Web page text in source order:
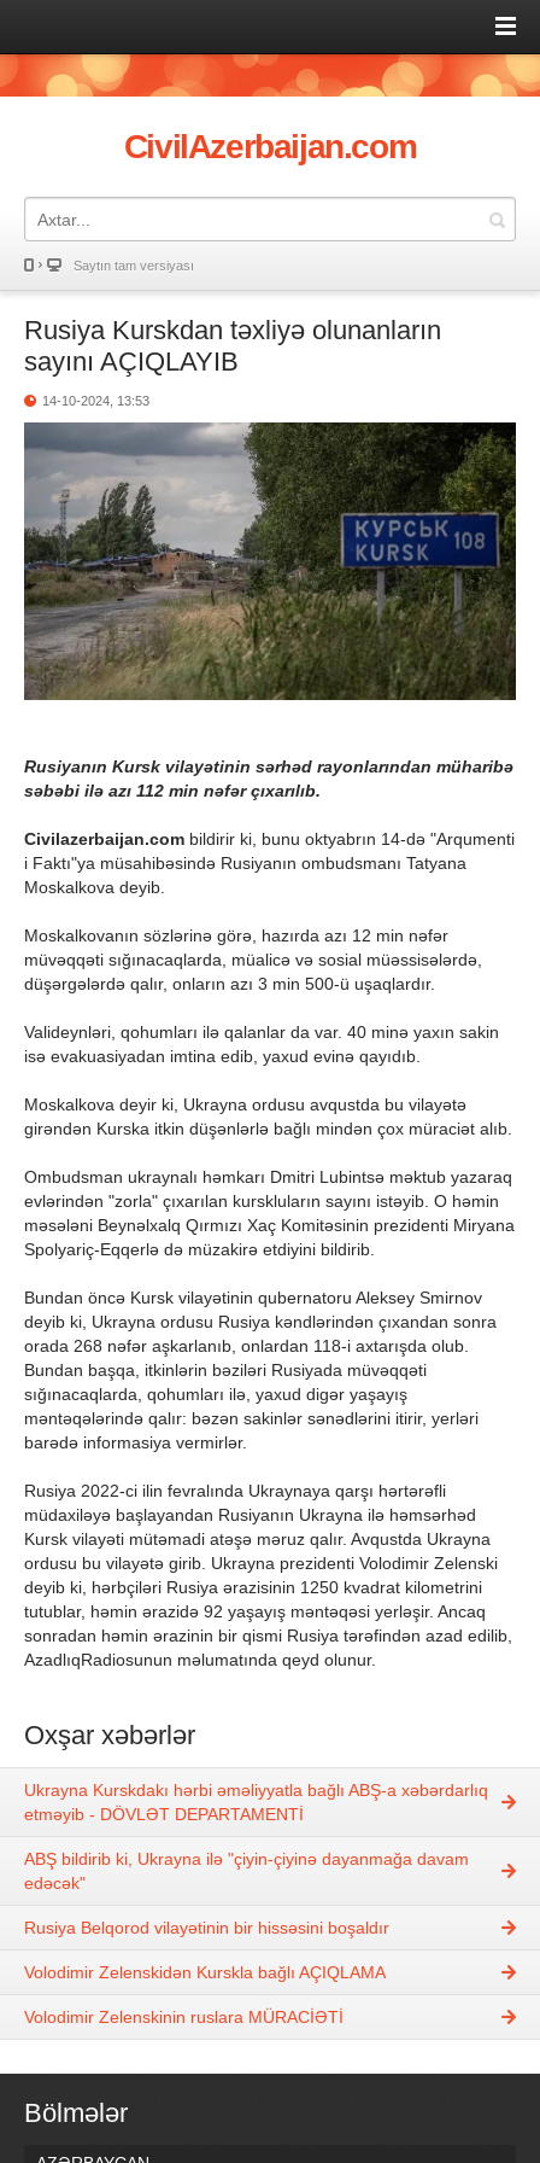
CivilAzerbaijan.com
Saytın tam versiyası
Rusiya Kurskdan təxliyə olunanların
sayını AÇIQLAYIB
14-10-2024, 13:53
Rusiyanın Kursk vilayətinin sərhəd rayonlarından müharibə
səbəbi ilə azı 112 min nəfər çıxarılıb.
Civilazerbaijan.com bildirir ki, bunu oktyabrın 14-də "Arqumenti
i Faktı"ya müsahibəsində Rusiyanın ombudsmanı Tatyana
Moskalkova deyib.
Moskalkovanın sözlərinə görə, hazırda azı 12 min nəfər
müvəqqəti sığınacaqlarda, müalicə və sosial müəssisələrdə,
düşərgələrdə qalır, onların azı 3 min 500-ü uşaqlardır.
Valideynləri, qohumları ilə qalanlar da var. 40 minə yaxın sakin
isə evakuasiyadan imtina edib, yaxud evinə qayıdıb.
Moskalkova deyir ki, Ukrayna ordusu avqustda bu vilayətə
girəndən Kurska itkin düşənlərlə bağlı mindən çox müraciət alıb.
Ombudsman ukraynalı həmkarı Dmitri Lubintsə məktub yazaraq
evlərindən "zorla" çıxarılan kurskluların sayını istəyib. O həmin
məsələni Beynəlxalq Qırmızı Xaç Komitəsinin prezidenti Miryana
Spolyariç-Eqqerlə də müzakirə etdiyini bildirib.
Bundan öncə Kursk vilayətinin qubernatoru Aleksey Smirnov
deyib ki, Ukrayna ordusu Rusiya kəndlərindən çıxandan sonra
orada 268 nəfər aşkarlanıb, onlardan 118-i axtarışda olub.
Bundan başqa, itkinlərin bəziləri Rusiyada müvəqqəti
sığınacaqlarda, qohumları ilə, yaxud digər yaşayış
məntəqələrində qalır: bəzən sakinlər sənədlərini itirir, yerləri
barədə informasiya vermirlər.
Rusiya 2022-ci ilin fevralında Ukraynaya qarşı hərtərəfli
müdaxiləyə başlayandan Rusiyanın Ukrayna ilə həmsərhəd
Kursk vilayəti mütəmadi atəşə məruz qalır. Avqustda Ukrayna
ordusu bu vilayətə girib. Ukrayna prezidenti Volodimir Zelenski
deyib ki, hərbçiləri Rusiya ərazisinin 1250 kvadrat kilometrini
tutublar, həmin ərazidə 92 yaşayış məntəqəsi yerləşir. Ancaq
sonradan həmin ərazinin bir qismi Rusiya tərəfindən azad edilib,
AzadlıqRadiosunun məlumatında qeyd olunur.
Oxşar xəbərlər
Ukrayna Kurskdakı hərbi əməliyyatla bağlı ABŞ-a xəbərdarlıq
etməyib - DÖVLƏT DEPARTAMENTİ
ABŞ bildirib ki, Ukrayna ilə "çiyin-çiyinə dayanmağa davam
edəcək"
Rusiya Belqorod vilayətinin bir hissəsini boşaldır
Volodimir Zelenskidən Kurskla bağlı AÇIQLAMA
Volodimir Zelenskinin ruslara MÜRACİƏTİ
Bölmələr